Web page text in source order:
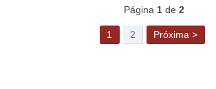
Página 1de 2
1 2 Próxima >